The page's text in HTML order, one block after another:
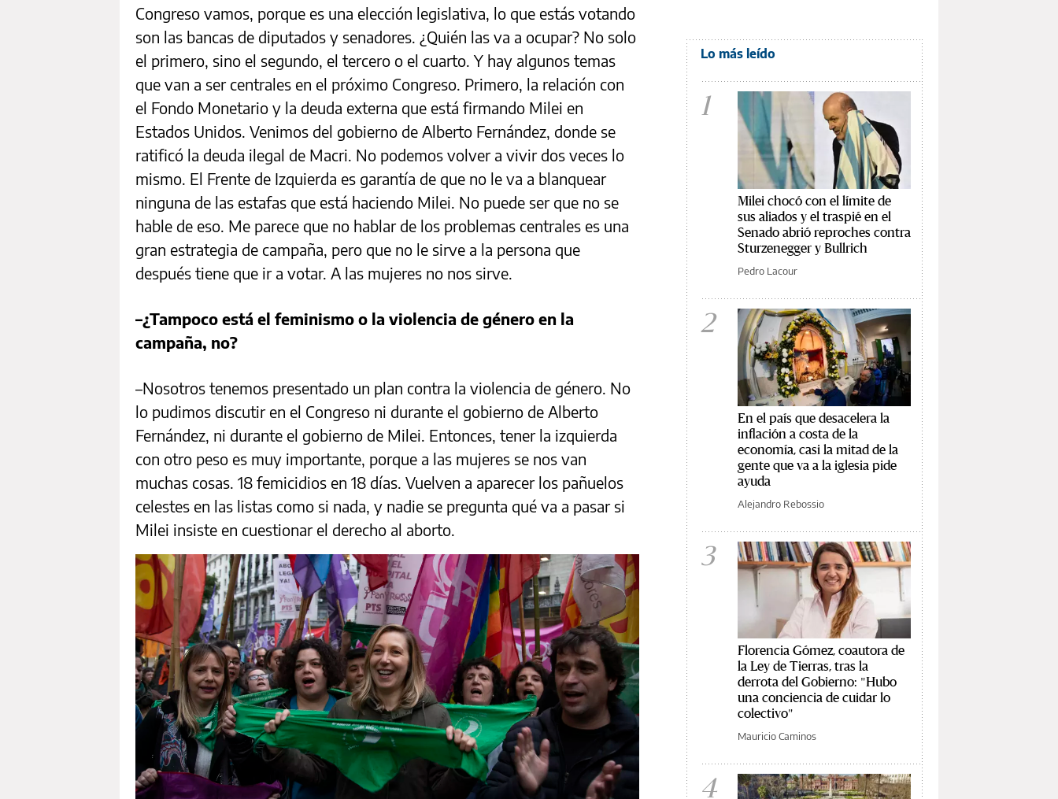
Congreso vamos, porque es una elección legislativa, lo que estás votando
son las bancas de diputados y senadores. ¿Quién las va a ocupar? No solo
el primero, sino el segundo, el tercero o el cuarto. Y hay algunos temas
que van a ser centrales en el próximo Congreso. Primero, la relación con
el Fondo Monetario y la deuda externa que está firmando Milei en
Estados Unidos. Venimos del gobierno de Alberto Fernández, donde se
ratificó la deuda ilegal de Macri. No podemos volver a vivir dos veces lo
mismo. El Frente de Izquierda es garantía de que no le va a blanquear
ninguna de las estafas que está haciendo Milei. No puede ser que no se
hable de eso. Me parece que no hablar de los problemas centrales es una
gran estrategia de campaña, pero que no le sirve a la persona que
después tiene que ir a votar. A las mujeres no nos sirve.
–¿Tampoco está el feminismo o la violencia de género en la
campaña, no?
–Nosotros tenemos presentado un plan contra la violencia de género. No
lo pudimos discutir en el Congreso ni durante el gobierno de Alberto
Fernández, ni durante el gobierno de Milei. Entonces, tener la izquierda
con otro peso es muy importante, porque a las mujeres se nos van
muchas cosas. 18 femicidios en 18 días. Vuelven a aparecer los pañuelos
celestes en las listas como si nada, y nadie se pregunta qué va a pasar si
Milei insiste en cuestionar el derecho al aborto.
Lo más leído
1
Milei chocó con el límite de
sus aliados y el traspié en el
Senado abrió reproches contra
Sturzenegger y Bullrich
Pedro Lacour
2
En el país que desacelera la
inflación a costa de la
economía, casi la mitad de la
gente que va a la iglesia pide
ayuda
Alejandro Rebossio
3
Florencia Gómez, coautora de
la Ley de Tierras, tras la
derrota del Gobierno: "Hubo
una conciencia de cuidar lo
colectivo"
Mauricio Caminos
4